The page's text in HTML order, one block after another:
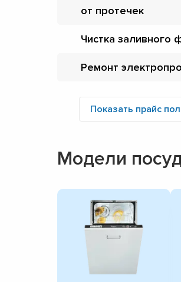
от протечек
Чистка заливного
Ремонт
Показать прайс
Модели